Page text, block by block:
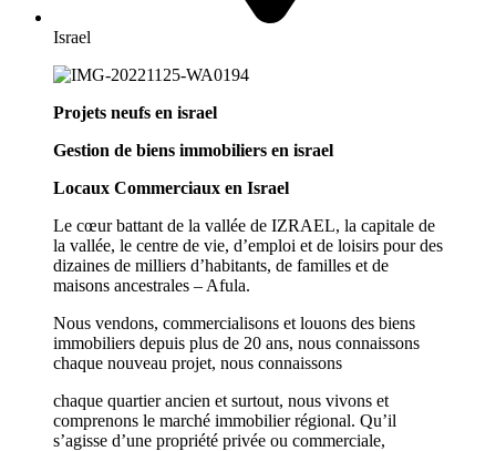
Israel
Projets neufs en israel
Gestion de biens immobiliers en israel
Locaux Commerciaux en Israel
Le cœur battant de la vallée de IZRAEL, la capitale de
la vallée, le centre de vie, d’emploi et de loisirs pour des
dizaines de milliers d’habitants, de familles et de
maisons ancestrales – Afula.
Nous vendons, commercialisons et louons des biens
immobiliers depuis plus de 20 ans, nous connaissons
chaque nouveau projet, nous connaissons
chaque quartier ancien et surtout, nous vivons et
comprenons le marché immobilier régional. Qu’il
s’agisse d’une propriété privée ou commerciale,